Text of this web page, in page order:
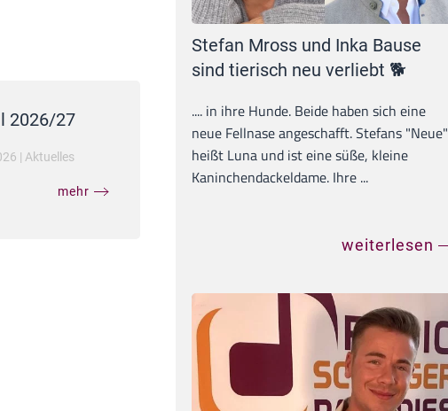
2026/27
| Aktuelles
mehr
Stefan Mross und Inka Bause
sind tierisch neu verliebt 🐕
.... in ihre Hunde. Beide haben sich eine
neue Fellnase angeschafft. Stefans "Neue"
heißt Luna und ist eine süße, kleine
Kaninchendackeldame. Ihre ...
weiterlesen